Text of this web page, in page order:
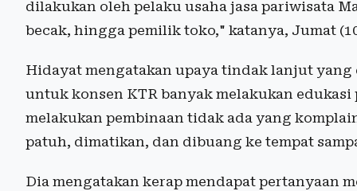
dilakukan oleh pelaku usaha jasa pariwisata
becak, hingga pemilik toko," katanya, Jumat
Hidayat mengatakan upaya tindak lanjut
untuk konsen KTR banyak melakukan
melakukan pembinaan tidak ada yang
patuh, dimatikan, dan dibuang ke tempat
Dia mengatakan kerap mendapat pertanyaan